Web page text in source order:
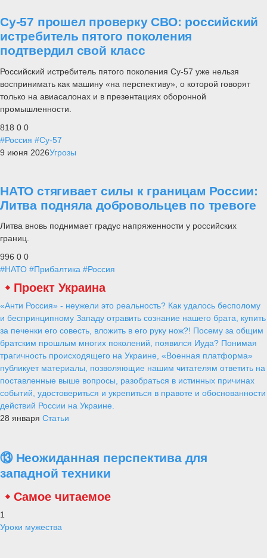
Су-57 прошел проверку СВО: российский
истребитель пятого поколения
подтвердил свой класс
Российский истребитель пятого поколения Су-57 уже нельзя
воспринимать как машину «на перспективу», о которой говорят
только на авиасалонах и в презентациях оборонной
промышленности.
818 0 0
#Россия #Су-57
9 июня 2026Угрозы
НАТО стягивает силы к границам России:
Литва подняла добровольцев по тревоге
Литва вновь поднимает градус напряженности у российских
границ.
996 0 0
#НАТО #Прибалтика #Россия
Проект Украина
«Анти Россия» - неужели это реальность? Как удалось бесполому
и беспринципному Западу отравить сознание нашего брата, купить
за печенки его совесть, вложить в его руку нож?! Посему за общим
братским прошлым многих поколений, появился Иуда? Понимая
трагичность происходящего на Украине, «Военная платформа»
публикует материалы, позволяющие нашим читателям ответить на
поставленные выше вопросы, разобраться в истинных причинах
событий, удостовериться и укрепиться в правоте и обоснованности
действий России на Украине.
28 января Статьи
⑬ Неожиданная перспектива для
западной техники
Самое читаемое
1
Уроки мужества